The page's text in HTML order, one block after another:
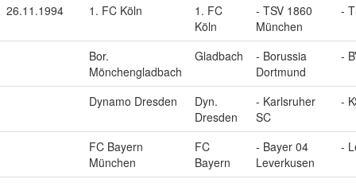
26.11.1994 1. FC Köln
1. FC
Köln
- TSV 1860
München
-
Bor.
Mönchengladbach
Gladbach
- Borussia
Dortmund
-
Dynamo Dresden
Dyn.
Dresden
- Karlsruher
SC
-
FC Bayern
München
FC
Bayern
- Bayer 04
Leverkusen
-